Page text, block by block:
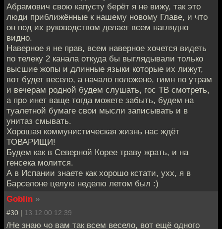
Абрамович свою капусту берёт я не вижу, так это
люди приближённые к нашему новому Главе, и что
он под их руководством делает всем наглядно
видно.
Наверное я не прав, всем наверное хочется видеть
по телеку 2 канала откуда бы выглядывали только
высшие жопы и длинные языки которые их лижут,
вот будет весело, а начало положено, гимн по утрам
и вечерам родной будем слушать, гос ТВ смотреть,
а про инет ваще тогда можете забыть, будем на
туалетной бумаге свои мысли записывать и в
унитаз смывать.
Хорошая коммунистическая жизнь нас ждёт
ТОВАРИЩИ!
Будем как в Северной Корее траву жрать, и на
генсека молится.
А в Испании знаете как хорошо кстати, ухх, я в
Барселоне целую неделю летом был :)
Goblin »
#30 | 13.12.00 12:39
/Не знаю чо вам так всем весело, вот ещё одного